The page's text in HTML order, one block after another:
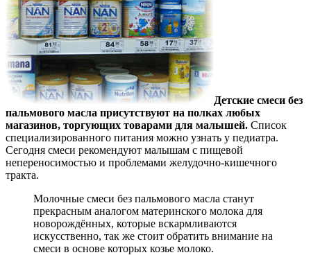
Детские смеси без
пальмового масла присутствуют на полках любых
магазинов, торгующих товарами для малышей. Список
специализированного питания можно узнать у педиатра.
Сегодня смеси рекомендуют малышам с пищевой
непереносимостью и проблемами желудочно-кишечного
тракта.
Молочные смеси без пальмового масла станут
прекрасным аналогом материнского молока для
новорождённых, которые вскармливаются
искусственно, так же стоит обратить внимание на
смеси в основе которых козье молоко.